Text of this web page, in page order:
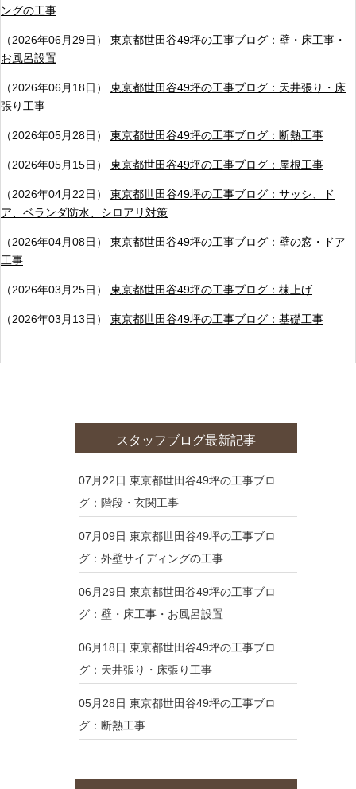
ングの工事
（2026年06月29日） 東京都世田谷49坪の工事ブログ：壁・床工事・
お風呂設置
（2026年06月18日） 東京都世田谷49坪の工事ブログ：天井張り・床
張り工事
（2026年05月28日） 東京都世田谷49坪の工事ブログ：断熱工事
（2026年05月15日） 東京都世田谷49坪の工事ブログ：屋根工事
（2026年04月22日） 東京都世田谷49坪の工事ブログ：サッシ、ド
ア、ベランダ防水、シロアリ対策
（2026年04月08日） 東京都世田谷49坪の工事ブログ：壁の窓・ドア
工事
（2026年03月25日） 東京都世田谷49坪の工事ブログ：棟上げ
（2026年03月13日） 東京都世田谷49坪の工事ブログ：基礎工事
スタッフブログ最新記事
07月22日 東京都世田谷49坪の工事ブロ
グ：階段・玄関工事
07月09日 東京都世田谷49坪の工事ブロ
グ：外壁サイディングの工事
06月29日 東京都世田谷49坪の工事ブロ
グ：壁・床工事・お風呂設置
06月18日 東京都世田谷49坪の工事ブロ
グ：天井張り・床張り工事
05月28日 東京都世田谷49坪の工事ブロ
グ：断熱工事